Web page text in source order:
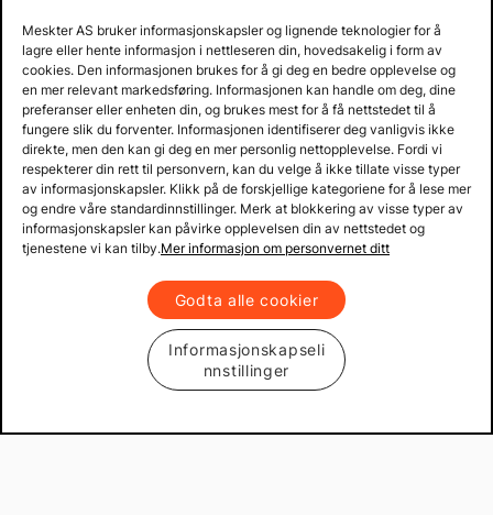
Prisgaranti på reservedeler
Lager i Sverige
60 dagers åpent kjøp
Gratis returer
Copyright © 2013 - 2026 Mekster.no
KjøpsvilkårPersonvern
Meskter AS bruker informasjonskapsler og lignende teknologier for å
lagre eller hente informasjon i nettleseren din, hovedsakelig i form av
cookies. Den informasjonen brukes for å gi deg en bedre opplevelse og
en mer relevant markedsføring. Informasjonen kan handle om deg, dine
preferanser eller enheten din, og brukes mest for å få nettstedet til å
fungere slik du forventer. Informasjonen identifiserer deg vanligvis ikke
direkte, men den kan gi deg en mer personlig nettopplevelse. Fordi vi
respekterer din rett til personvern, kan du velge å ikke tillate visse typer
av informasjonskapsler. Klikk på de forskjellige kategoriene for å lese mer
og endre våre standardinnstillinger. Merk at blokkering av visse typer av
informasjonskapsler kan påvirke opplevelsen din av nettstedet og
tjenestene vi kan tilby.Mer informasjon om personvernet ditt
Godta alle cookier
Informasjonskapseli
nnstillinger